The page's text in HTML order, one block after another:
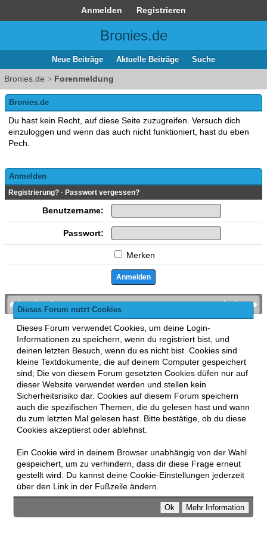
Anmelden Registrieren
Bronies.de
Neue Beiträge Aktuelle Beiträge Suche
Bronies.de > Forenmeldung
Dieses Forum nutzt Cookies
Dieses Forum verwendet Cookies, um deine Login-
Informationen zu speichern, wenn du registriert bist, und
deinen letzten Besuch, wenn du es nicht bist. Cookies sind
kleine Textdokumente, die auf deinem Computer gespeichert
sind; Die von diesem Forum gesetzten Cookies düfen nur auf
dieser Website verwendet werden und stellen kein
Sicherheitsrisiko dar. Cookies auf diesem Forum speichern
auch die spezifischen Themen, die du gelesen hast und wann
du zum letzten Mal gelesen hast. Bitte bestätige, ob du diese
Cookies akzeptierst oder ablehnst.
Ein Cookie wird in deinem Browser unabhängig von der Wahl
gespeichert, um zu verhindern, dass dir diese Frage erneut
gestellt wird. Du kannst deine Cookie-Einstellungen jederzeit
über den Link in der Fußzeile ändern.
Bronies.de
Du hast kein Recht, auf diese Seite zuzugreifen. Versuch dich
einzuloggen und wenn das auch nicht funktioniert, hast du eben
Pech.
Anmelden
Registrierung? · Passwort vergessen?
Benutzername:
Passwort:
Merken
nach oben
bronies.de
MyBB , mobile Fassung: MyBB GoMobile
Zur Desktop-Version wechseln
This forum usesLukasz TkaczMyBB addons.